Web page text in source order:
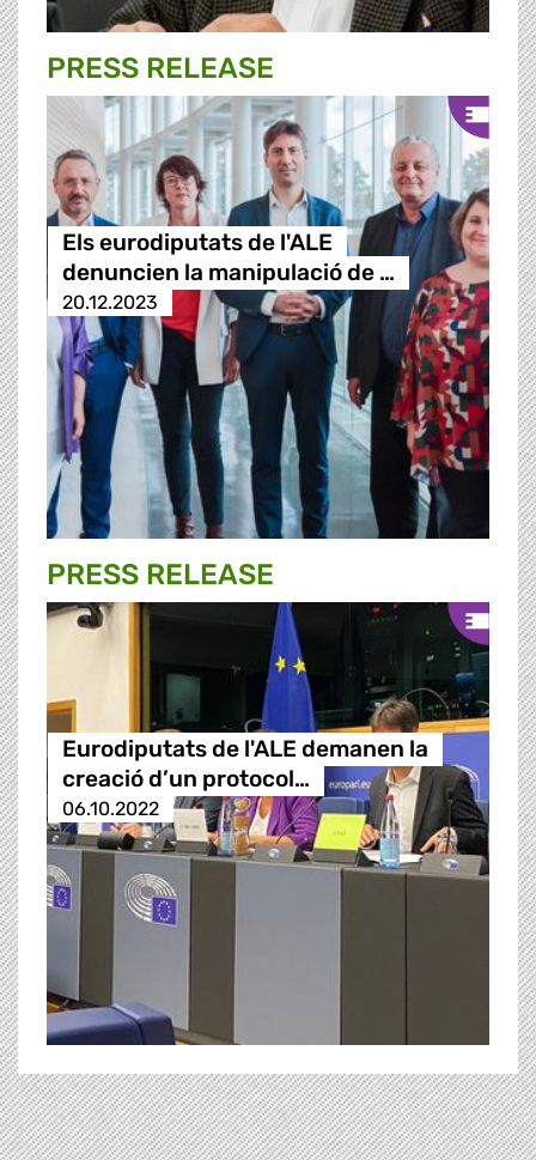
PRESS RELEASE
Els eurodiputats de l'ALE
denuncien la manipulació de …
20.12.2023
PRESS RELEASE
Eurodiputats de l'ALE demanen la
creació d’un protocol…
06.10.2022